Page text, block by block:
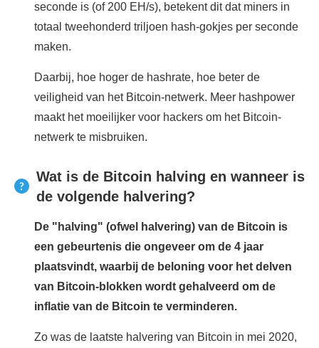
seconde is (of 200 EH/s), betekent dit dat miners in
totaal tweehonderd triljoen hash-gokjes per seconde
maken.
Daarbij, hoe hoger de hashrate, hoe beter de
veiligheid van het Bitcoin-netwerk. Meer hashpower
maakt het moeilijker voor hackers om het Bitcoin-
netwerk te misbruiken.
Wat is de Bitcoin halving en wanneer is
de volgende halvering?
De "halving" (ofwel halvering) van de Bitcoin is
een gebeurtenis die ongeveer om de 4 jaar
plaatsvindt, waarbij de beloning voor het delven
van Bitcoin-blokken wordt gehalveerd om de
inflatie van de Bitcoin te verminderen.
Zo was de laatste halvering van Bitcoin in mei 2020,